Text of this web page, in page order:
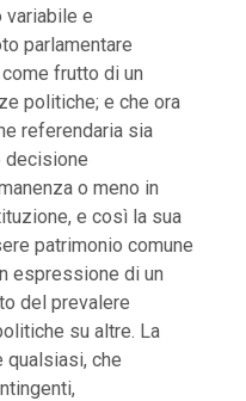
variabile e
parlamentare
frutto di un
politiche; e che ora
referendaria sia
decisione
o meno in
e così la sua
patrimonio comune
espressione di un
del prevalere
su altre. La
qualsiasi, che